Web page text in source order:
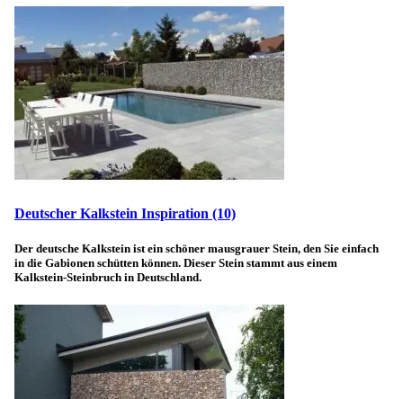
Deutscher Kalkstein Inspiration (10)
Der deutsche Kalkstein ist ein schöner mausgrauer Stein, den Sie einfach
in die Gabionen schütten können. Dieser Stein stammt aus einem
Kalkstein-Steinbruch in Deutschland.